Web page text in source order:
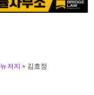
뉴저지 » 김효정